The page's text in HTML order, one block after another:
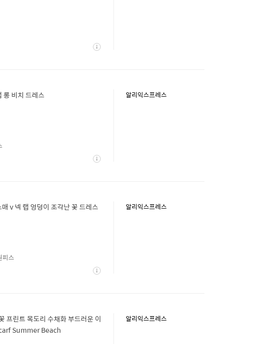
상
롱 비치 드레스 알리익스프레스
상
v 넥 랩 엉덩이 조각난 꽃 드레스 알리익스프레스
상
피스
프린트 목도리 수채화 부드러운 이
Summer Beach
알리익스프레스